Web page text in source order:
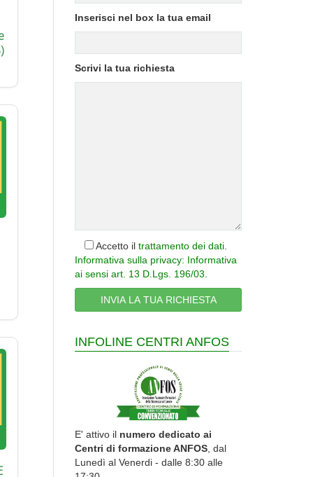
Inserisci nel box la tua email
Scrivi la tua richiesta
Accetto il trattamento dei dati
Informativa sulla privacy: Informativa
ai sensi art. 13 D.Lgs. 196/03
INFOLINE CENTRI ANFOS
E' attivo il numero dedicato ai
Centri di formazione ANFOS , dal
Lunedì al Venerdi - dalle 8:30 alle